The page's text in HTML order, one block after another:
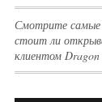
Смотрите самые
стоит ли
клиентом Dragon